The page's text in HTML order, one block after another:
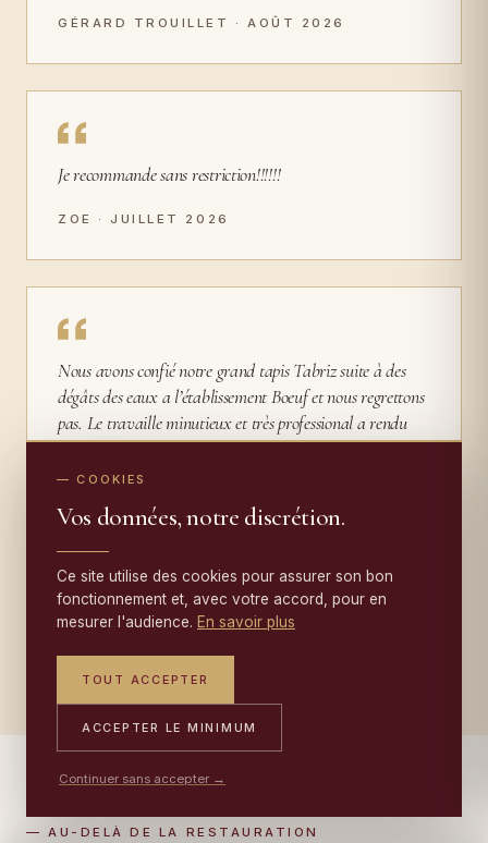
GÉRARD TROUILLET · AOÛT 2026
Je recommande sans restriction!!!!!!
ZOE · JUILLET 2026
Nous avons confié notre grand tapis Tabriz suite à des
dégâts des eaux a l’établissement Boeuf et nous regrettons
pas. Le travaille minutieux et très professional a rendu
notre tapis assez endommagé à un état presque neuf!!
Merci beaucoup!!! Nous sommes ravis du résultat. Lisa et
David Anquetil
— AU-DELÀ DE LA RESTAURATION
— COOKIES
Vos données, notre discrétion.
Ce site utilise des cookies pour assurer son bon
fonctionnement et, avec votre accord, pour en
mesurer l'audience. En savoir plus
TOUT ACCEPTER
ACCEPTER LE MINIMUM
Continuer sans accepter →